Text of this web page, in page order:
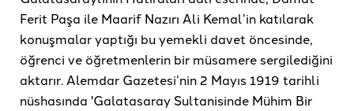
Ferit Paşa ile Maarif Nazırı Ali Kemal’in katılarak
konuşmalar yaptığı bu yemekli davet öncesinde,
öğrenci ve öğretmenlerin bir müsamere sergilediğini
aktarır. Alemdar Gazetesi’nin 2 Mayıs 1919 tarihli
nüshasında 'Galatasaray Sultanisinde Mühim Bir